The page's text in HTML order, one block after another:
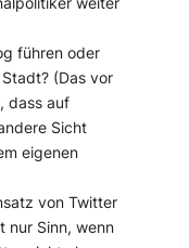
weiter
führen oder
(Das vor
dass auf
Sicht
eigenen
von Twitter
nur Sinn, wenn